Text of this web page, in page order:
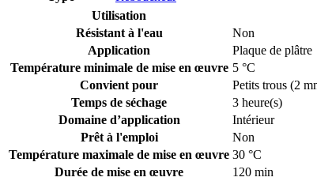
Utilisation
Résistant à l'eau
Non
Application
Plaque de plâtre
Température minimale de mise en œuvre 5 °C
Convient pour
Petits trous (2
Temps de séchage
3 heure(s)
Domaine d’application
Intérieur
Prêt à l'emploi
Non
Température maximale de mise en œuvre 30 °C
Durée de mise en œuvre
120 min